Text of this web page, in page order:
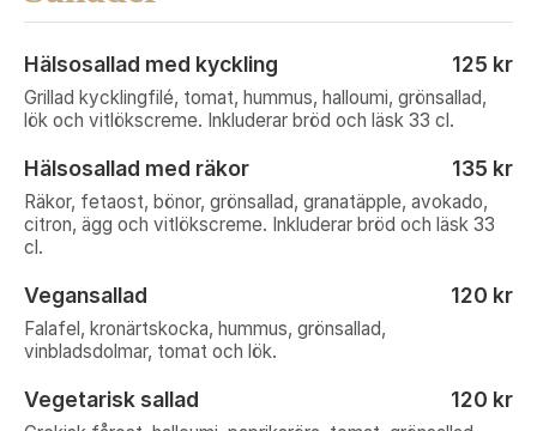
Hälsosallad med kyckling 125 kr
Grillad kycklingfilé, tomat, hummus, halloumi, grönsallad,
lök och vitlökscreme. Inkluderar bröd och läsk 33 cl.
Hälsosallad med räkor 135 kr
Räkor, fetaost, bönor, grönsallad, granatäpple, avokado,
citron, ägg och vitlökscreme. Inkluderar bröd och läsk 33
cl.
Vegansallad 120 kr
Falafel, kronärtskocka, hummus, grönsallad,
vinbladsdolmar, tomat och lök.
Vegetarisk sallad 120 kr